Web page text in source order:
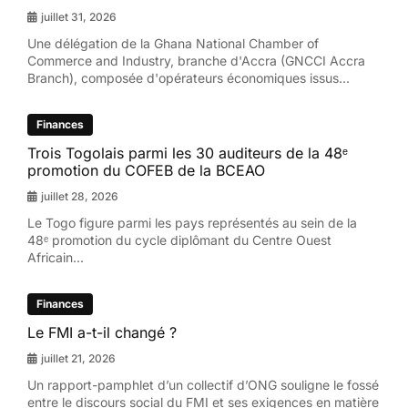
juillet 31, 2026
Une délégation de la Ghana National Chamber of
Commerce and Industry, branche d'Accra (GNCCI Accra
Branch), composée d'opérateurs économiques issus...
Finances
Trois Togolais parmi les 30 auditeurs de la 48ᵉ
promotion du COFEB de la BCEAO
juillet 28, 2026
Le Togo figure parmi les pays représentés au sein de la
48ᵉ promotion du cycle diplômant du Centre Ouest
Africain...
Finances
Le FMI a-t-il changé ?
juillet 21, 2026
Un rapport-pamphlet d’un collectif d’ONG souligne le fossé
entre le discours social du FMI et ses exigences en matière